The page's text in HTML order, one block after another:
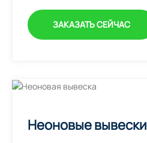
ЗАКАЗАТЬ СЕЙЧАС
Неоновые вывески